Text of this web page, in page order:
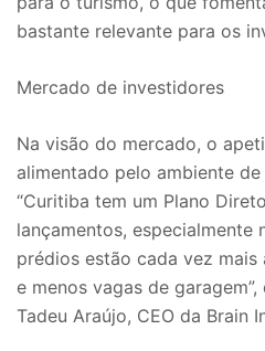
bastante relevante para os
Mercado de investidores
Na visão do mercado, o
alimentado pelo ambiente
“Curitiba tem um Plano
lançamentos, especialmente
prédios estão cada vez
e menos vagas de
Tadeu Araújo, CEO da Brain